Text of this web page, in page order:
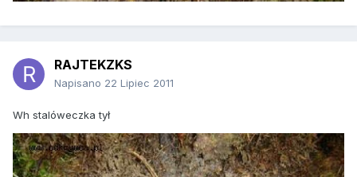
RAJTEKZKS
Napisano 22 Lipiec 2011
Wh stalóweczka tył